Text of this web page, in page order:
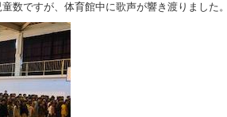
数ですが、体育館中に歌声が響き渡りました。